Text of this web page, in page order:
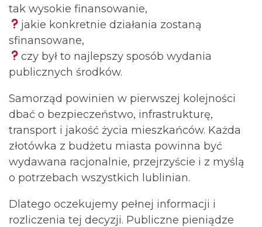
tak wysokie finansowanie,
jakie konkretnie działania zostaną
sfinansowane,
czy był to najlepszy sposób wydania
publicznych środków.
Samorząd powinien w pierwszej kolejności
dbać o bezpieczeństwo, infrastrukturę,
transport i jakość życia mieszkańców. Każda
złotówka z budżetu miasta powinna być
wydawana racjonalnie, przejrzyście i z myślą
o potrzebach wszystkich lublinian.
Dlatego oczekujemy pełnej informacji i
rozliczenia tej decyzji. Publiczne pieniądze